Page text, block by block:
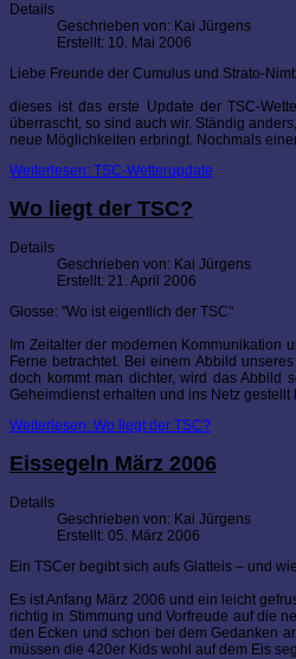
Details
Geschrieben von: Kai Jürgens
Erstellt: 10. Mai 2006
Liebe Freunde der Cumulus und Strato-
dieses ist das erste Update der TSC-
überrascht, so sind auch wir. Ständig
neue Möglichkeiten erbringt. Nochmals
Weiterlesen: TSC-Wetterupdate
Wo liegt der TSC?
Details
Geschrieben von: Kai Jürgens
Erstellt: 21. April 2006
Glosse: "Wo ist eigentlich der TSC"
Im Zeitalter der modernen Kommunikation
Ferne betrachtet. Bei einem Abbild
doch kommt man dichter, wird das Abbild
Geheimdienst erhalten und ins Netz gestellt
Weiterlesen: Wo liegt der TSC?
Eissegeln März 2006
Details
Geschrieben von: Kai Jürgens
Erstellt: 05. März 2006
Ein TSCer begibt sich aufs Glatteis – und
Es ist Anfang März 2006 und ein leicht
richtig in Stimmung und Vorfreude auf die
den Ecken und schon bei dem Gedanken
müssen die 420er Kids wohl auf dem Eis